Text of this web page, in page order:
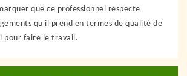
que ce professionnel respecte
qu'il prend en termes de qualité de
pour faire le travail.